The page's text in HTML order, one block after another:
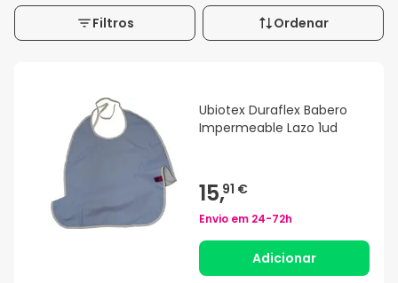
Filtros Ordenar
Ubiotex Duraflex Babero
Impermeable Lazo 1ud
15,91 €
Envio em 24-72h
Adicionar